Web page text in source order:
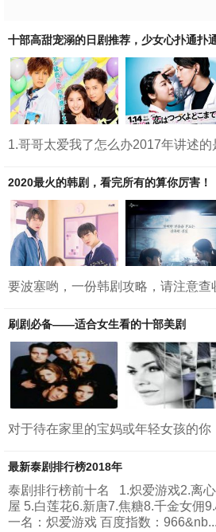
十部高甜宠溺的日剧推荐，少女心扑通扑
1.哥哥太爱我了怎么办2017年讲述
饰）有一个暗恋很久的对象铃木君（
户花终于鼓起勇气告白时，却被拒绝
白12次居然都被拒绝了，背后的原
凉太饰）。原来哥哥得知自己与妹
摇，但他不能告知此事，于是在背后
边。 2.将恋爱进行到底2020年讲述的
2020最火的韩剧，看完所有的算你厉害！
要波塞哟，一份韩剧攻略，请注意
《虽然是精神病但没关系》4.《甜蜜
《Start-up》7.《再次18岁》8.《九
闻》10.《顶楼》1.《女神降临》《
银优、黄寅烨主演，以一个高中女
因为丑而受到校园欺凌，后来掌握
成了一个美丽的“女生”，与李修豪、
刷剧必备——适合女生看的十部美剧
对于待在家里的宝妈或年轻女孩的
感情的机会。下面是小编为大家整理
剧，下列大多数电视剧都以女强人为
成的群体。1.《老友记》首播：1994
大卫·克兰和玛尔塔·考夫曼共同创作
1994年9月22日至2004年5月6日在
最新泰剧排行榜2018年
泰剧排行榜前十名 1.炽爱游戏2.离
屋 5.白莲花6.新唐7.焦糖8.千金女佣
一名：炽爱游戏 百度指数：966&nb...